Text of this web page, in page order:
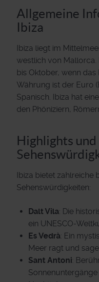
Allgemeine
Ibiza
Ibiza liegt im
westlich von Mallorca.
bis Oktober, wenn
Währung ist der Euro
Spanisch. Ibiza hat
den Phöniziern,
Highlights und
Ibiza bietet zahlreiche
Sehenswürdigkeiten:
Dalt Vila: Die
ein UNESCO-
Es Vedrà: Ein
Meer ragt und
Sant Antoni: